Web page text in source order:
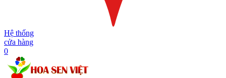
Hệ thống
cửa hàng
0